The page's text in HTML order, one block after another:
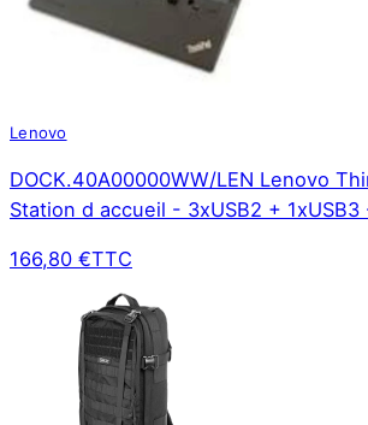
Lenovo
DOCK.40A00000WW/LEN Lenovo
Station d accueil - 3xUSB2 +
166,80 €TTC